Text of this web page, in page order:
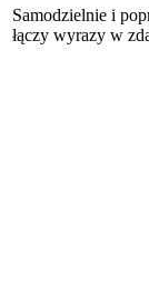
Samodzielnie i
łączy wyrazy w